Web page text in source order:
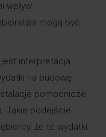
wpływ
mogą być
interpretacja
na budowę
pomocnicze,
Takie podejście
że te wydatki